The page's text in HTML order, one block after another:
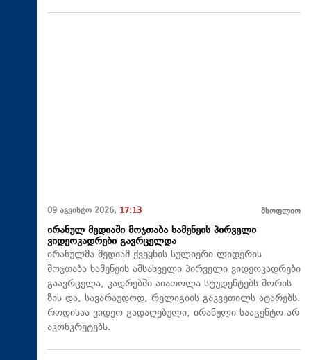
09 აგვისტო 2026, 17:13 მსოფლიო
ირანულ მედიაში მოჯთაბა ხამენეის პირველი
ვიდეოკადრები გავრცელდა
ირანულმა მედიამ ქვეყნის სულიერი ლიდერის
მოჯთაბა ხამენეის ამსახველი პირველი ვიდეოკადრები
გაავრცელა, კადრებში აიათოლა სტუდენტებს შორის
ზის და, სავარაუდოდ, რელიგიის გაკვეთილს ატარებს.
როდისაა ვიდეო გადაღებული, ირანული სააგენტო არ
აკონკრეტებს.